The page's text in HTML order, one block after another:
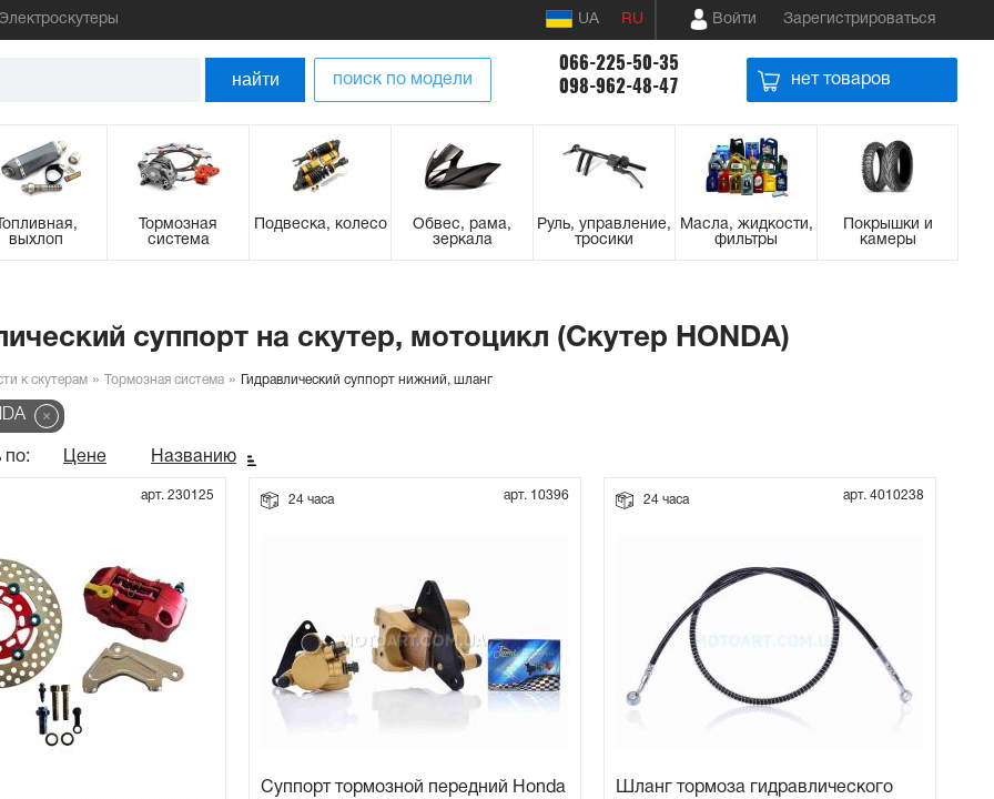
Электроскутеры UA RU Войти Зарегистрироваться
найти поиск по модели
066-225-50-35
098-962-48-47
нет товаров
выхлоп
Тормозная
система
Подвеска, колесо
Обвес, рама,
зеркала
Руль, управление,
тросики
Масла, жидкости,
фильтры
Покрышки и
камеры
суппорт на скутер, мотоцикл (Скутер HONDA)
к скутерам Тормозная система Гидравлический суппорт нижний, шланг
по: Цене Названию
арт. 230125 24 часа арт. 10396
Суппорт тормозной передний Honda
24 часа арт. 4010238
Шланг тормоза гидравлического